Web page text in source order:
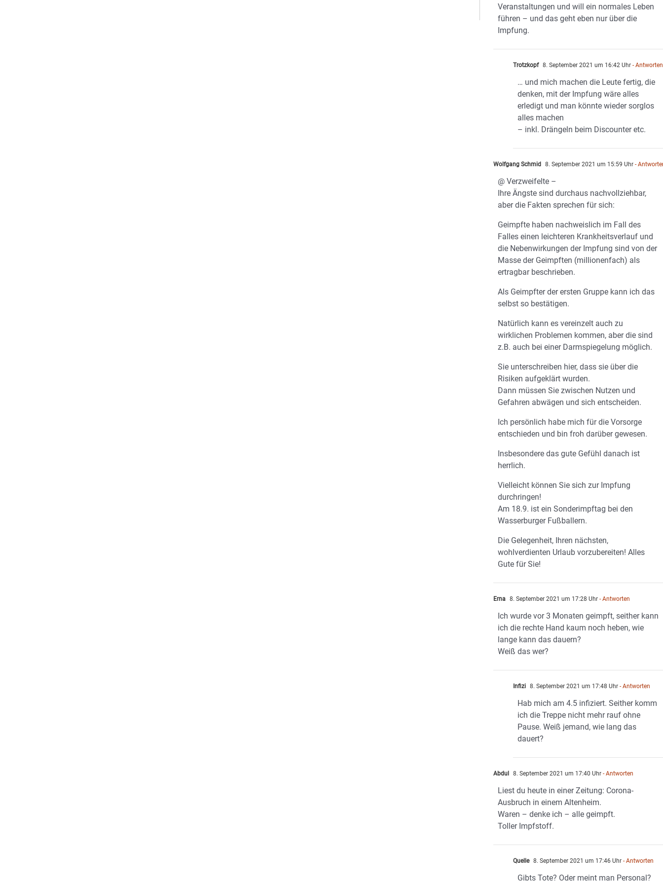
Veranstaltungen und will ein normales Leben
führen – und das geht eben nur über die
Impfung.
Trotzkopf 8. September 2021 um 16:42 Uhr - Antworten
… und mich machen die Leute fertig, die
denken, mit der Impfung wäre alles
erledigt und man könnte wieder sorglos
alles machen
– inkl. Drängeln beim Discounter etc.
Wolfgang Schmid 8. September 2021 um 15:59 Uhr -
@ Verzweifelte –
Ihre Ängste sind durchaus nachvollziehbar,
aber die Fakten sprechen für sich:
Geimpfte haben nachweislich im Fall des
Falles einen leichteren Krankheitsverlauf und
die Nebenwirkungen der Impfung sind von der
Masse der Geimpften (millionenfach) als
ertragbar beschrieben.
Als Geimpfter der ersten Gruppe kann ich das
selbst so bestätigen.
Natürlich kann es vereinzelt auch zu
wirklichen Problemen kommen, aber die sind
z.B. auch bei einer Darmspiegelung möglich.
Sie unterschreiben hier, dass sie über die
Risiken aufgeklärt wurden.
Dann müssen Sie zwischen Nutzen und
Gefahren abwägen und sich entscheiden.
Ich persönlich habe mich für die Vorsorge
entschieden und bin froh darüber gewesen.
Insbesondere das gute Gefühl danach ist
herrlich.
Vielleicht können Sie sich zur Impfung
durchringen!
Am 18.9. ist ein Sonderimpftag bei den
Wasserburger Fußballern.
Die Gelegenheit, Ihren nächsten,
wohlverdienten Urlaub vorzubereiten! Alles
Gute für Sie!
Erna 8. September 2021 um 17:28 Uhr - Antworten
Ich wurde vor 3 Monaten geimpft, seither kann
ich die rechte Hand kaum noch heben, wie
lange kann das dauern?
Weiß das wer?
Infizi 8. September 2021 um 17:48 Uhr - Antworten
Hab mich am 4.5 infiziert. Seither komm
ich die Treppe nicht mehr rauf ohne
Pause. Weiß jemand, wie lang das
dauert?
Abdul 8. September 2021 um 17:40 Uhr - Antworten
Liest du heute in einer Zeitung: Corona-
Ausbruch in einem Altenheim.
Waren – denke ich – alle geimpft.
Toller Impfstoff.
Quelle 8. September 2021 um 17:46 Uhr - Antworten
Gibts Tote? Oder meint man Personal?